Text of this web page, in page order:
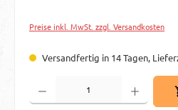
Preise inkl. MwSt. zzgl. Versandkosten
Versandfertig in 14 Tagen,
Produkt Anzahl: Gib den gewünschten